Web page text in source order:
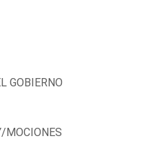
GOBIERNO
MOCIONES